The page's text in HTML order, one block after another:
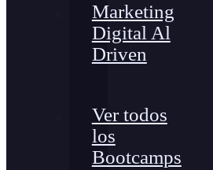
Marketing
Digital Al
Driven
Ver todos
los
Bootcamps